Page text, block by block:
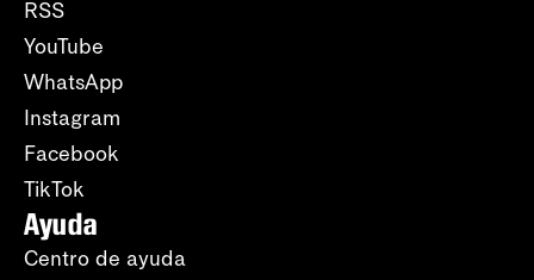
RSS
YouTube
WhatsApp
Instagram
Facebook
TikTok
Ayuda
Centro de ayuda